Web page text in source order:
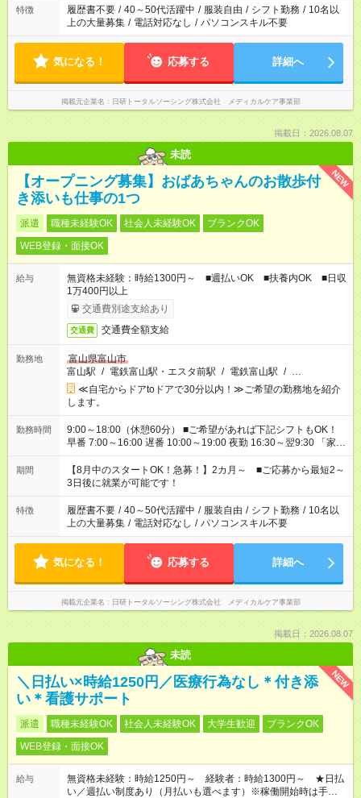
特徴 履歴書不要 / 40～50代活躍中 / 服装自由 / シフト勤務 / 10名以
上の大量募集 / 電話対応なし / パソコンスキル不要
気になる！ 応募する 詳細へ
掲載元企業名 日研トータルソーシング株式会社 メディカルケア事業部
掲載日：2026.08.07
未読
NEW
【オープニング募集】おばあちゃんのお散歩付
き添いも仕事の1つ
派遣 職種未経験OK 社会人未経験OK
ブランクOK
WEB登録・面接OK
給与
無資格未経験：時給1300円～ ■週払いOK ■扶養内OK ■日収
1万400円以上
交通費別途支給あり
交通費 交通費全額支給
勤務地
富山県富山市
富山駅 / 電鉄富山駅・エスタ前駅 / 電鉄富山駅 / …
≪自宅からドアtoドアで30分以内！≫ご希望の勤務地を紹介
します。
勤務時間
9:00～18:00（休憩60分） ■ご希望があれば下記シフトもOK！
早番 7:00～16:00 遅番 10:00～19:00 夜勤 16:30～翌9:30 「家族
と休みを合わせたい」 「余裕を持って夕飯の準備がしたい」
「できれば残業はしたくない」 など、ご希望を教えてください
ね。 ※Wワーク希望の方へ 今ご覧のお仕事で希望する勤務時間
と、もう1つのお仕事の勤務時間。 合計で週40時間を超える場
合は応募できません。
期間
【8月中のスタートOK！急募！】2カ月～ ■ご応募から最短2～
3日後に就業が可能です！
特徴 履歴書不要 / 40～50代活躍中 / 服装自由 / シフト勤務 / 10名以
上の大量募集 / 電話対応なし / パソコンスキル不要
気になる！ 応募する 詳細へ
掲載元企業名 日研トータルソーシング株式会社 メディカルケア事業部
掲載日：2026.08.07
未読
NEW
＼日払い×時給1250円／医療行為なし＊付き添
い＊看護サポート
派遣 職種未経験OK 社会人未経験OK 大学生歓迎
ブランクOK
WEB登録・面接OK
給与
無資格未経験：時給1250円～ 経験者：時給1300円～ ★日払
い／週払い制度あり（月払いも選べます）※稼働開始時は手続き